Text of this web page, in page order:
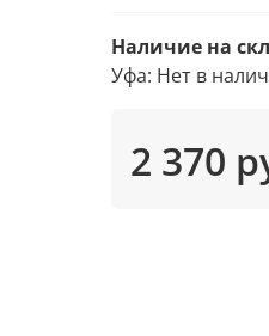
Наличие на
Уфа: Нет в
2 370